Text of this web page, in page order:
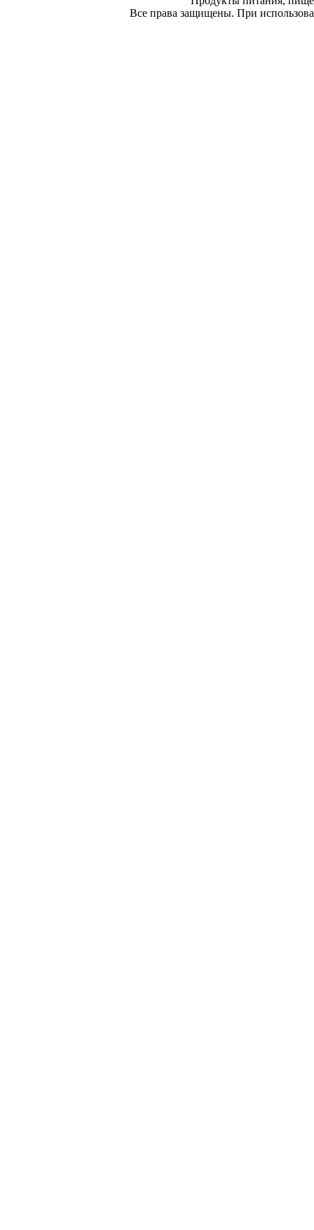
Все права защищены. При